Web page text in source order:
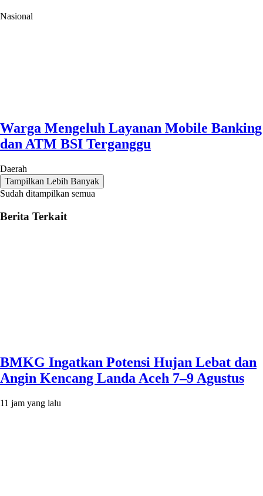
Nasional
Warga Mengeluh Layanan Mobile Banking
dan ATM BSI Terganggu
Daerah
Tampilkan Lebih Banyak
Sudah ditampilkan semua
Berita Terkait
BMKG Ingatkan Potensi Hujan Lebat dan
Angin Kencang Landa Aceh 7–9 Agustus
11 jam yang lalu